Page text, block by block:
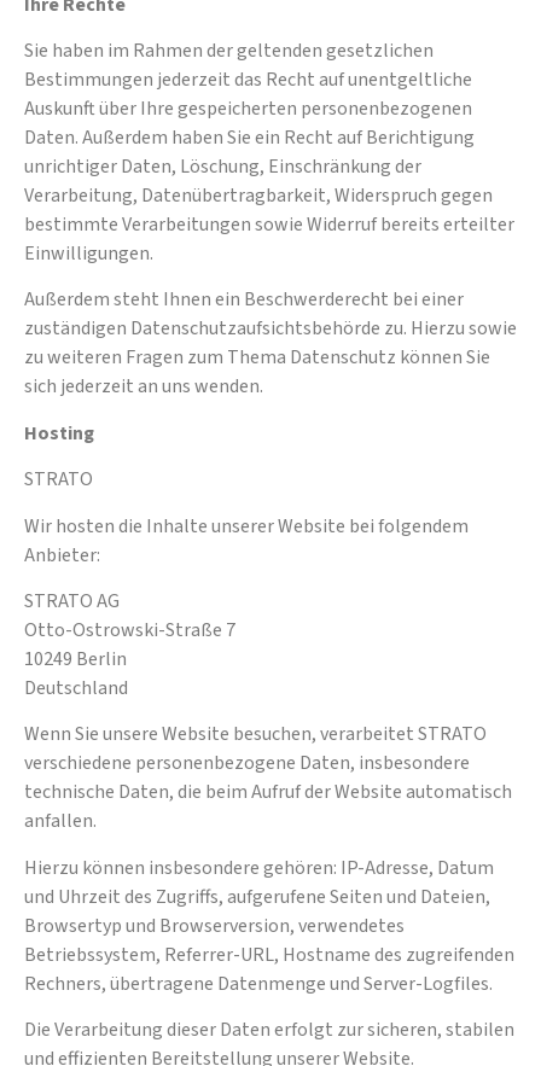
Sie haben im Rahmen der geltenden gesetzlichen
Bestimmungen jederzeit das Recht auf unentgeltliche
Auskunft über Ihre gespeicherten personenbezogenen
Daten. Außerdem haben Sie ein Recht auf Berichtigung
unrichtiger Daten, Löschung, Einschränkung der
Verarbeitung, Datenübertragbarkeit, Widerspruch gegen
bestimmte Verarbeitungen sowie Widerruf bereits erteilter
Einwilligungen.
Außerdem steht Ihnen ein Beschwerderecht bei einer
zuständigen Datenschutzaufsichtsbehörde zu. Hierzu sowie
zu weiteren Fragen zum Thema Datenschutz können Sie
sich jederzeit an uns wenden.
Hosting
STRATO
Wir hosten die Inhalte unserer Website bei folgendem
Anbieter:
STRATO AG
Otto-Ostrowski-Straße 7
10249 Berlin
Deutschland
Wenn Sie unsere Website besuchen, verarbeitet STRATO
verschiedene personenbezogene Daten, insbesondere
technische Daten, die beim Aufruf der Website automatisch
anfallen.
Hierzu können insbesondere gehören: IP-Adresse, Datum
und Uhrzeit des Zugriffs, aufgerufene Seiten und Dateien,
Browsertyp und Browserversion, verwendetes
Betriebssystem, Referrer-URL, Hostname des zugreifenden
Rechners, übertragene Datenmenge und Server-Logfiles.
Die Verarbeitung dieser Daten erfolgt zur sicheren, stabilen
und effizienten Bereitstellung unserer Website.